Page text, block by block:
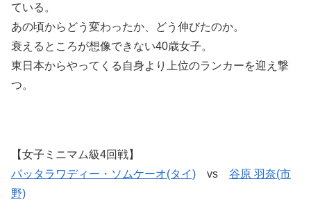
ている。
あの頃からどう変わったか、どう伸びたのか。
衰えるところが想像できない40歳女子。
東日本からやってくる自身より上位のランカーを迎え撃
つ。
【女子ミニマム級4回戦】
パッタラワディー・ソムケーオ(タイ) vs 谷原 羽奈(市
野)